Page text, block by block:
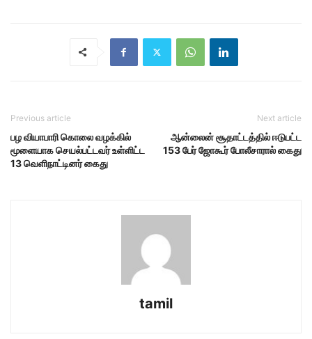
Previous article
பழ வியாபாரி கொலை வழக்கில்
மூளையாக செயல்பட்டவர் உள்ளிட்ட
13 வெளிநாட்டினர் கைது
Next article
ஆன்லைன் சூதாட்டத்தில் ஈடுபட்ட
153 பேர் ஜோகூர் போலீசாரால் கைது
tamil